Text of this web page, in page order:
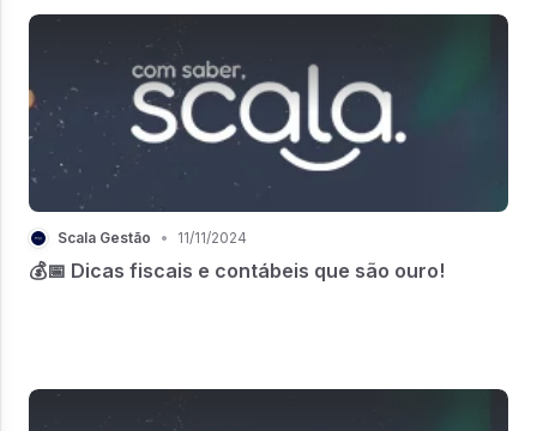
Scala Gestão • 11/11/2024
💰📅 Dicas fiscais e contábeis que são ouro!